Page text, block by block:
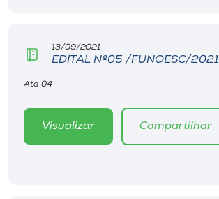
13/09/2021
EDITAL Nº05 /FUNOESC/2021
Ata 04
Visualizar Compartilhar